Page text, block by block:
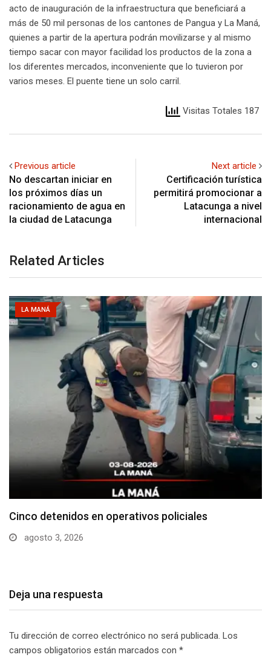
acto de inauguración de la infraestructura que beneficiará a
más de 50 mil personas de los cantones de Pangua y La Maná,
quienes a partir de la apertura podrán movilizarse y al mismo
tiempo sacar con mayor facilidad los productos de la zona a
los diferentes mercados, inconveniente que lo tuvieron por
varios meses. El puente tiene un solo carril.
Visitas Totales 187
Previous article
No descartan iniciar en
los próximos días un
racionamiento de agua en
la ciudad de Latacunga
Next article
Certificación turística
permitirá promocionar a
Latacunga a nivel
internacional
Related Articles
LA MANÁ
Cotopaxi supera los 640 casos de dengue en…
julio 29, 2026
Deja una respuesta
Tu dirección de correo electrónico no será publicada. Los
campos obligatorios están marcados con *